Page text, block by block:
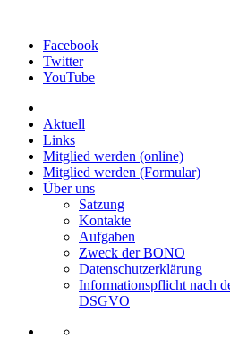
Facebook
Twitter
YouTube
Aktuell
Links
Mitglied werden (online)
Mitglied werden (Formular)
Über uns
Satzung
Kontakte
Aufgaben
Zweck der BONO
Datenschutzerklärung
Informationspflicht nach
DSGVO